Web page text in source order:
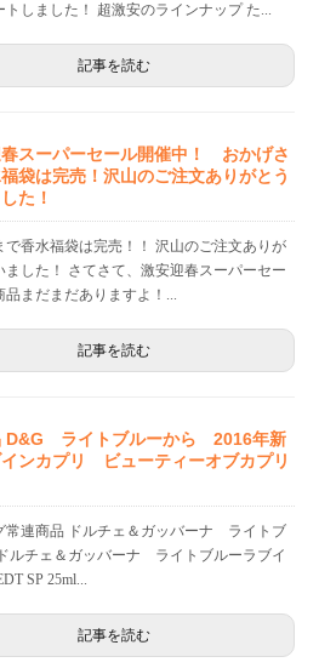
しました！ 超激安のラインナップ た...
記事を読む
スーパーセール開催中！ おかげさ
袋は完売！沢山のご注文ありがとう
た！
で香水福袋は完売！！ 沢山のご注文ありが
ました！ さてさて、激安迎春スーパーセー
まだまだありますよ！...
記事を読む
D&G ライトブルーから 2016年新
ンカプリ ビューティーオブカプリ
常連商品 ドルチェ＆ガッバーナ ライトブ
ルチェ＆ガッバーナ ライトブルーラブイ
SP 25ml...
記事を読む